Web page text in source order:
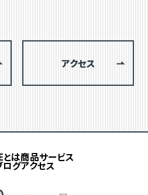
アクセス
とは商品サービス
ログアクセス